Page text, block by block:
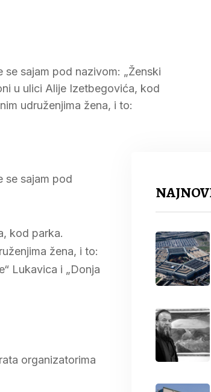
sajam pod nazivom: „Ženski
u ulici Alije Izetbegovića, kod
udruženjima žena, i to:
se sajam pod
kod parka.
žena, i to:
Lukavica i „Donja
organizatorima